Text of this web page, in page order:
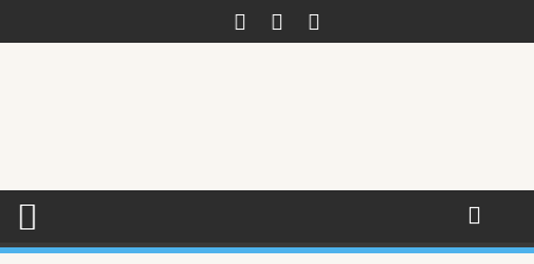
to